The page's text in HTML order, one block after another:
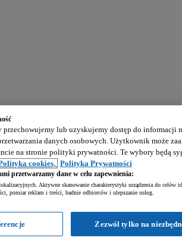
przechowujemy lub uzyskujemy dostęp do
danych osobowych. Użytkownik może
na stronie polityki prywatności. Te wybory będą
cookies, Polityka Prywatności
przetwarzamy dane w celu zapewnienia:
Aktywne skanowanie charakterystyki urządzenia do
pomiar reklam i treści, badnie odbiorców i ulepszanie usług.
Zezwól tylko na